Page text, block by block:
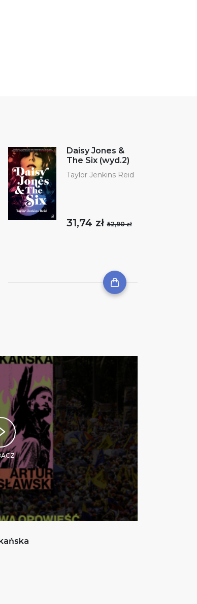
Daisy Jones &
The Six (wyd.2)
Taylor Jenkins Reid
31,74 zł52,90 zł